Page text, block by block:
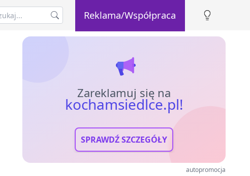
Reklama/Współpraca
Zareklamuj się na
kochamsiedlce.pl!
SPRAWDŹ SZCZEGÓŁY
autopromocja